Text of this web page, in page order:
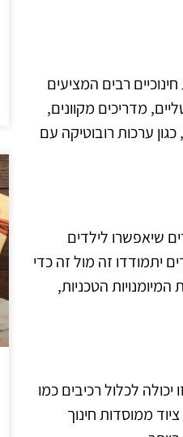
רבים המציעים
מדריכים מקוונים,
ערכות רובוטיקה עם
שיאפשרו לילדים
יתמודדו זה מול זה כדי
הטכניות,
לכלול רכיבים כמו
ממוסדות חינוך